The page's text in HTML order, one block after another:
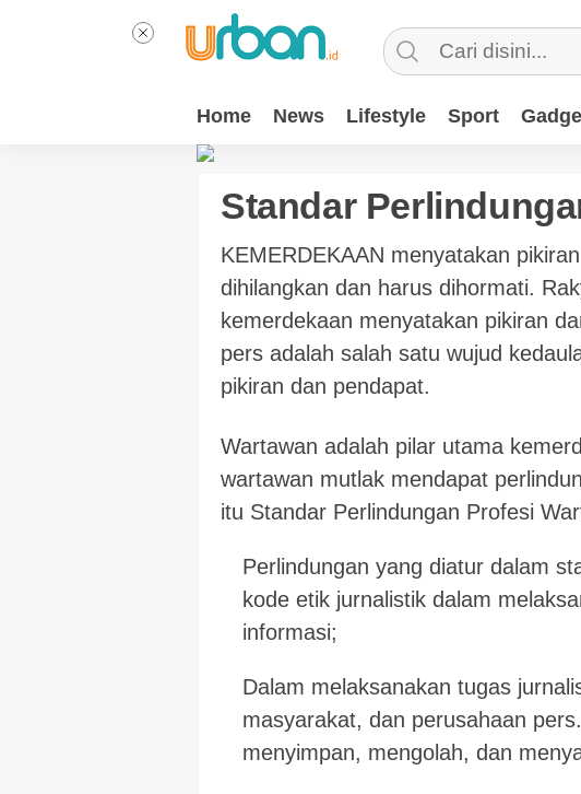
Home News Lifestyle Sport
Standar
KEMERDEKAAN menyatakan
dihilangkan dan harus dihormati.
kemerdekaan menyatakan pikiran
pers adalah salah satu wujud
pikiran dan pendapat.
Wartawan adalah pilar utama
wartawan mutlak mendapat
itu Standar Perlindungan Profesi
Perlindungan yang diatur dalam
kode etik jurnalistik dalam
informasi;
Dalam melaksanakan tugas
masyarakat, dan perusahaan
menyimpan, mengolah, dan